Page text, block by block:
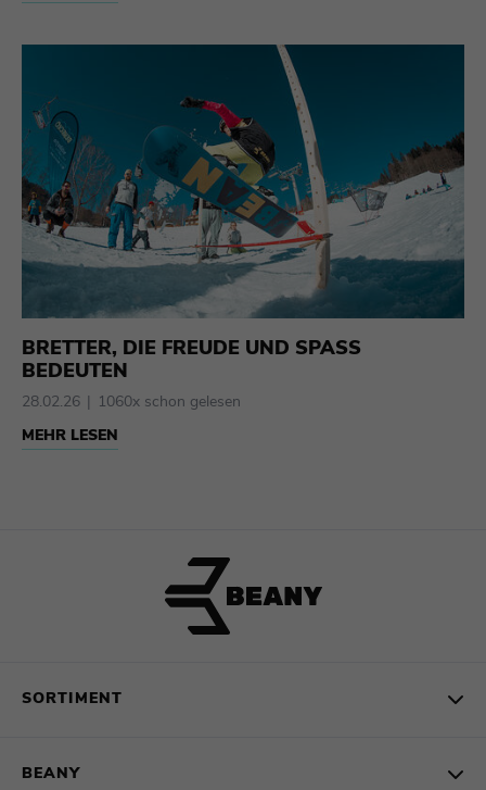
BRETTER, DIE FREUDE UND SPASS
BEDEUTEN
28.02.26 1060x schon gelesen
MEHR LESEN
SORTIMENT
BEANY